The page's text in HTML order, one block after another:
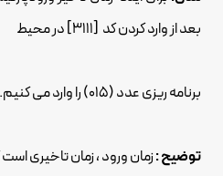
بعد از وارد کردن کد [3111] در محیط
برنامه ریزی عدد (015) را وارد می کنیم.
توضیح :زمان ورود ، زمان تاخیری